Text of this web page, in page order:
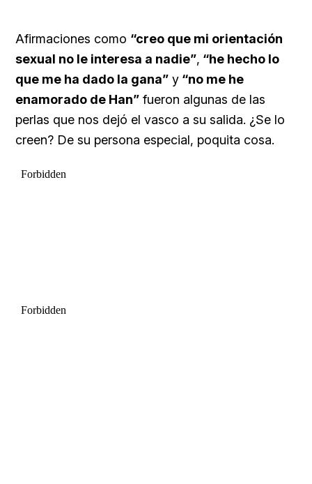
Afirmaciones como “creo que mi orientación
sexual no le interesa a nadie”, “he hecho lo
que me ha dado la gana” y “no me he
enamorado de Han” fueron algunas de las
perlas que nos dejó el vasco a su salida. ¿Se lo
creen? De su persona especial, poquita cosa.